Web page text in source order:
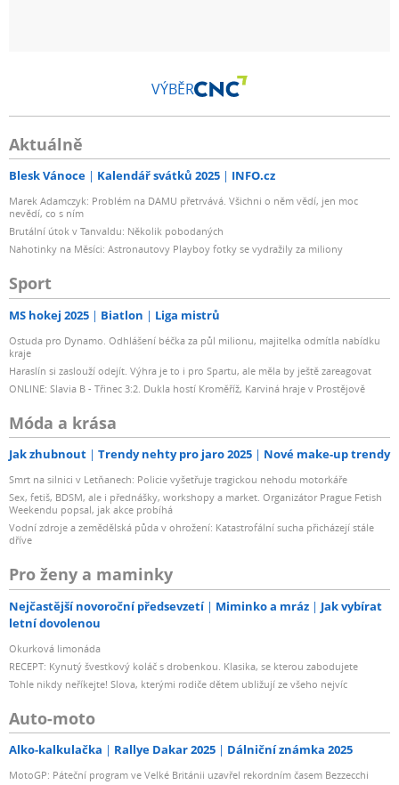
VÝBĚR
Aktuálně
Blesk Vánoce Kalendář svátků 2025 INFO.cz
Marek Adamczyk: Problém na DAMU přetrvává. Všichni o něm vědí, jen moc
nevědí, co s ním
Brutální útok v Tanvaldu: Několik pobodaných
Nahotinky na Měsíci: Astronautovy Playboy fotky se vydražily za miliony
Sport
MS hokej 2025 Biatlon Liga mistrů
Ostuda pro Dynamo. Odhlášení béčka za půl milionu, majitelka odmítla nabídku
kraje
Haraslín si zaslouží odejít. Výhra je to i pro Spartu, ale měla by ještě zareagovat
ONLINE: Slavia B - Třinec 3:2. Dukla hostí Kroměříž, Karviná hraje v Prostějově
Móda a krása
Jak zhubnout Trendy nehty pro jaro 2025 Nové make-up trendy
Smrt na silnici v Letňanech: Policie vyšetřuje tragickou nehodu motorkáře
Sex, fetiš, BDSM, ale i přednášky, workshopy a market. Organizátor Prague Fetish
Weekendu popsal, jak akce probíhá
Vodní zdroje a zemědělská půda v ohrožení: Katastrofální sucha přicházejí stále
dříve
Pro ženy a maminky
Nejčastější novoroční předsevzetí Miminko a mráz
Jak vybírat
letní dovolenou
Okurková limonáda
RECEPT: Kynutý švestkový koláč s drobenkou. Klasika, se kterou zabodujete
Tohle nikdy neříkejte! Slova, kterými rodiče dětem ubližují ze všeho nejvíc
Auto-moto
Alko-kalkulačka Rallye Dakar 2025 Dálniční známka 2025
MotoGP: Páteční program ve Velké Británii uzavřel rekordním časem Bezzecchi